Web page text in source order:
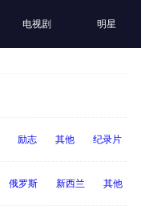
电视剧 明星
励志 其他 纪录片
俄罗斯 新西兰 其他